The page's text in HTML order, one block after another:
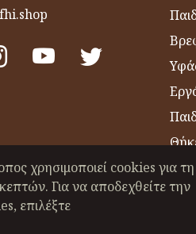
χρησιμοποιεί cookies για τη
Για να αποδεχθείτε την
επιλέξτε